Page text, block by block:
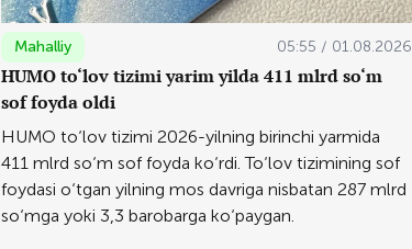
Mahalliy 05:55 / 01.08.2026
HUMO to‘lov tizimi yarim yilda 411 mlrd so‘m
sof foyda oldi
HUMO to‘lov tizimi 2026-yilning birinchi yarmida
411 mlrd so‘m sof foyda ko‘rdi. To‘lov tizimining sof
foydasi o‘tgan yilning mos davriga nisbatan 287 mlrd
so‘mga yoki 3,3 barobarga ko‘paygan.